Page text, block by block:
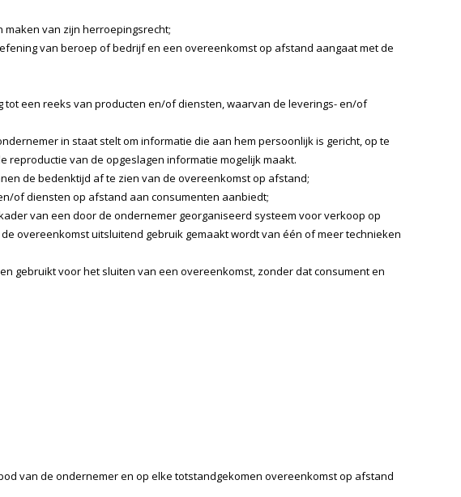
van zijn herroepingsrecht;
van beroep of bedrijf en een overeenkomst op afstand aangaat met de
een reeks van producten en/of diensten, waarvan de leverings- en/of
in staat stelt om informatie die aan hem persoonlijk is gericht, op te
reproductie van de opgeslagen informatie mogelijk maakt.
de bedenktijd af te zien van de overeenkomst op afstand;
of diensten op afstand aan consumenten aanbiedt;
van een door de ondernemer georganiseerd systeem voor verkoop op
overeenkomst uitsluitend gebruik gemaakt wordt van één of meer technieken
gebruikt voor het sluiten van een overeenkomst, zonder dat consument en
van de ondernemer en op elke totstandgekomen overeenkomst op afstand